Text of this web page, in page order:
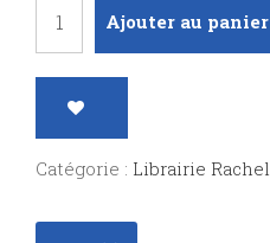
Droit
civil
obligations
Ajouter au panier
Catégorie : Librairie Rachel